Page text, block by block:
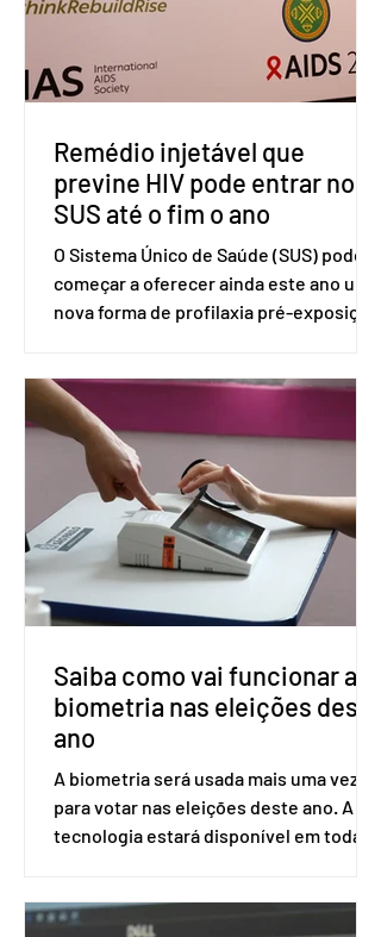
Exteriores, o Brasil considera que as
incompatíveis com as obrigações
assumidas pelos Estados Unid
Remédio injetável que
previne HIV pode entrar no
SUS até o fim o ano
O Sistema Único de Saúde (SUS) pode
começar a oferecer ainda este ano uma
nova forma de profilaxia pré-exposição
medicamento carbotegravir, que
impede a replicação do vírus de forma
prolongada e pode ser tomado a cada
dois meses. O pedido de inclusão vai
ser encaminhado pelo Ministério da
Saúde à Comissão Nacional de
Incorporação de Novas Tecnologias no
SUS (Conitec) na semana que vem. A
Conitec é um colegiado
Saiba como vai funcionar a
biometria nas eleições deste
ano
A biometria será usada mais uma vez
para votar nas eleições deste ano. A
tecnologia estará disponível em todas
Apesar da requisição, a biometria não é